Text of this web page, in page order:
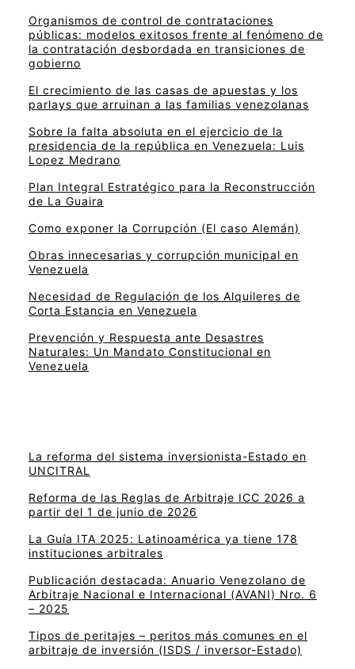
Organismos de control de contrataciones
públicas: modelos exitosos frente al fenómeno de
la contratación desbordada en transiciones de
gobierno
El crecimiento de las casas de apuestas y los
parlays que arruinan a las familias venezolanas
Sobre la falta absoluta en el ejercicio de la
presidencia de la república en Venezuela: Luis
Lopez Medrano
Plan Integral Estratégico para la Reconstrucción
de La Guaira
Como exponer la Corrupción (El caso Alemán)
Obras innecesarias y corrupción municipal en
Venezuela
Necesidad de Regulación de los Alquileres de
Corta Estancia en Venezuela
Prevención y Respuesta ante Desastres
Naturales: Un Mandato Constitucional en
Venezuela
La reforma del sistema inversionista-Estado en
UNCITRAL
Reforma de las Reglas de Arbitraje ICC 2026 a
partir del 1 de junio de 2026
La Guía ITA 2025: Latinoamérica ya tiene 178
instituciones arbitrales
Publicación destacada: Anuario Venezolano de
Arbitraje Nacional e Internacional (AVANI) Nro. 6
– 2025
Tipos de peritajes – peritos más comunes en el
arbitraje de inversión (ISDS / inversor-Estado)